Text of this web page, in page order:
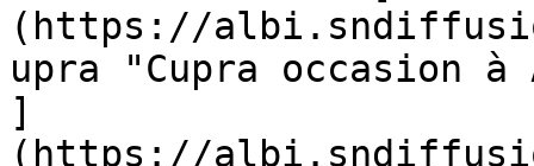
(https://
upra "Cupra occasion
]
(https://